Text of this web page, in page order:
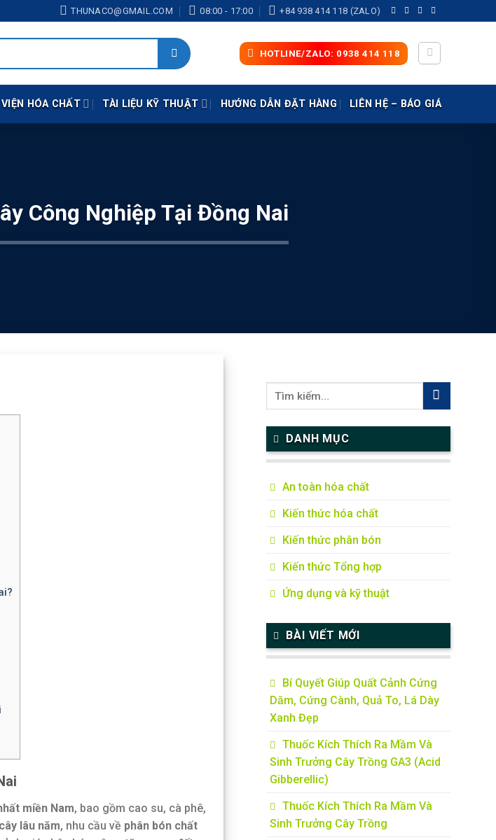
thunaco@gmail.comTHUNACO@GMAIL.COM 08:00 - 17:00 +84 938 414 118 (ZALO)
HOTLINE/ZALO: 0938 414 118
HÓA CHẤT TÀI LIỆU KỸ THUẬT HƯỚNG DẪN ĐẶT HÀNG LIÊN HỆ – BÁO GIÁ
Công Nghiệp Tại Đồng Nai
miền Nam, bao gồm cao su, cà phê,
lâu năm, nhu cầu về phân bón chất
DANH MỤC
An toàn hóa chất
Kiến thức hóa chất
Kiến thức phân bón
Kiến thức Tổng hợp
Ứng dụng và kỹ thuật
BÀI VIẾT MỚI
Bí Quyết Giúp Quất Cảnh Cứng
Dăm, Cứng Cành, Quả To, Lá Dày
Xanh Đẹp
Thuốc Kích Thích Ra Mầm Và
Sinh Trưởng Cây Trồng GA3 (Acid
Gibberellic)
Thuốc Kích Thích Ra Mầm Và
Sinh Trưởng Cây Trồng